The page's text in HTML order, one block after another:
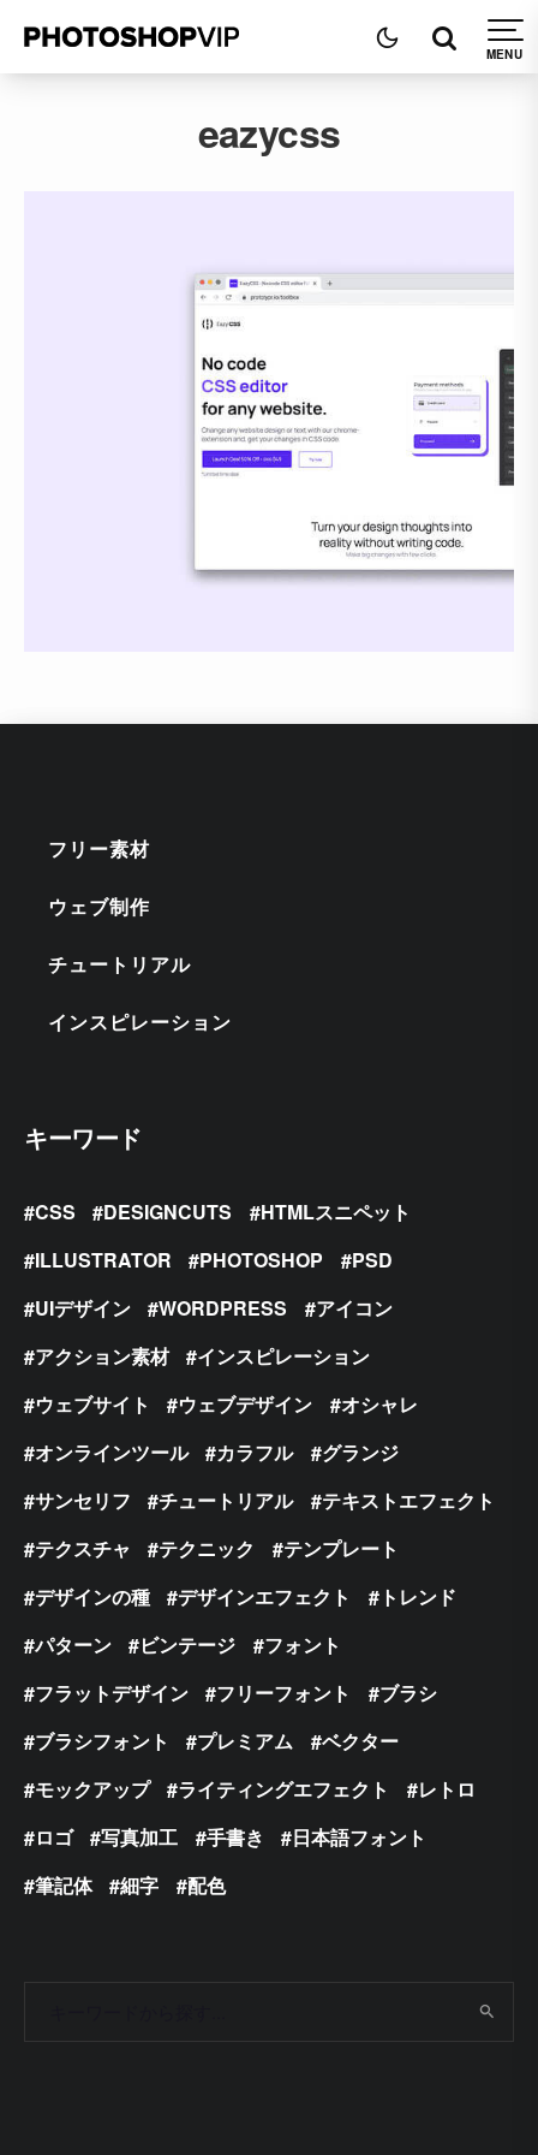
eazycss
フリー素材
ウェブ制作
チュートリアル
インスピレーション
キーワード
CSS DESIGNCUTS
HTMLスニペット
ILLUSTRATOR
PHOTOSHOP
PSD
UIデザイン
WORDPRESS
アイコン
アクション素材
インスピレーション
ウェブサイト
ウェブデザイン
オシャレ
オンラインツール
カラフル
グランジ
サンセリフ
チュートリアル
テキストエフェクト
テクスチャ
テクニック
テンプレート
デザインの種
デザインエフェクト
トレンド
パターン
ビンテージ
フォント
フラットデザイン
フリーフォント
ブラシ
ブラシフォント
プレミアム
ベクター
モックアップ
ライティングエフェクト
レトロ
ロゴ
写真加工 手書き
日本語フォント
筆記体
細字 配色